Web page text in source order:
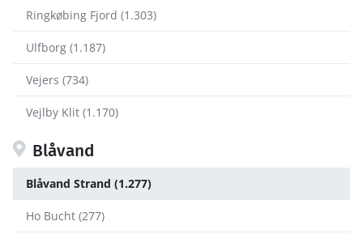
Ringkøbing Fjord (1.303)
Ulfborg (1.187)
Vejers (734)
Vejlby Klit (1.170)
Blåvand
Blåvand Strand (1.277)
Ho Bucht (277)